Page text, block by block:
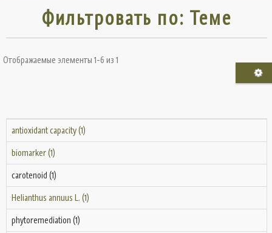
Фильтровать по: Теме
Отображаемые элементы 1-6 из 1
antioxidant capacity (1)
biomarker (1)
carotenoid (1)
Helianthus annuus L. (1)
phytoremediation (1)